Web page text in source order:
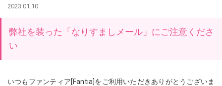
2023.01.10
弊社を装った「なりすましメール」にご注意くださ
い
いつもファンティア[Fantia]をご利用いただきありがとうございま